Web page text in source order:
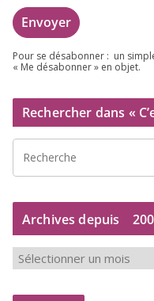
Pour se désa­bon­ner : un
« Me désa­bon­ner » en objet.
Rechercher dans «
Archives depuis
c